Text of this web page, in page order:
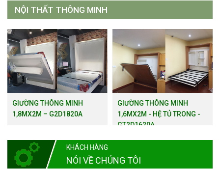
NỘI THẤT THÔNG MINH
GIƯỜNG THÔNG MINH
1,8MX2M – G2D1820A
GIƯỜNG THÔNG MINH
1,6MX2M - HỆ TỦ TRONG -
GT2D1620A
KHÁCH HÀNG
NÓI VỀ CHÚNG TÔI